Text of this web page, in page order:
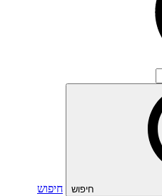
חיפוש
חיפוש